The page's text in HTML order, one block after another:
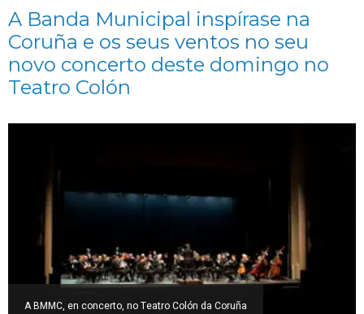
A Banda Municipal inspírase na
Coruña e os seus ventos no seu
novo concerto deste domingo no
Teatro Colón
A BMMC, en concerto, no Teatro Colón da Coruña